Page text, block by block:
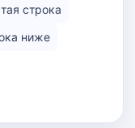
строка
ниже